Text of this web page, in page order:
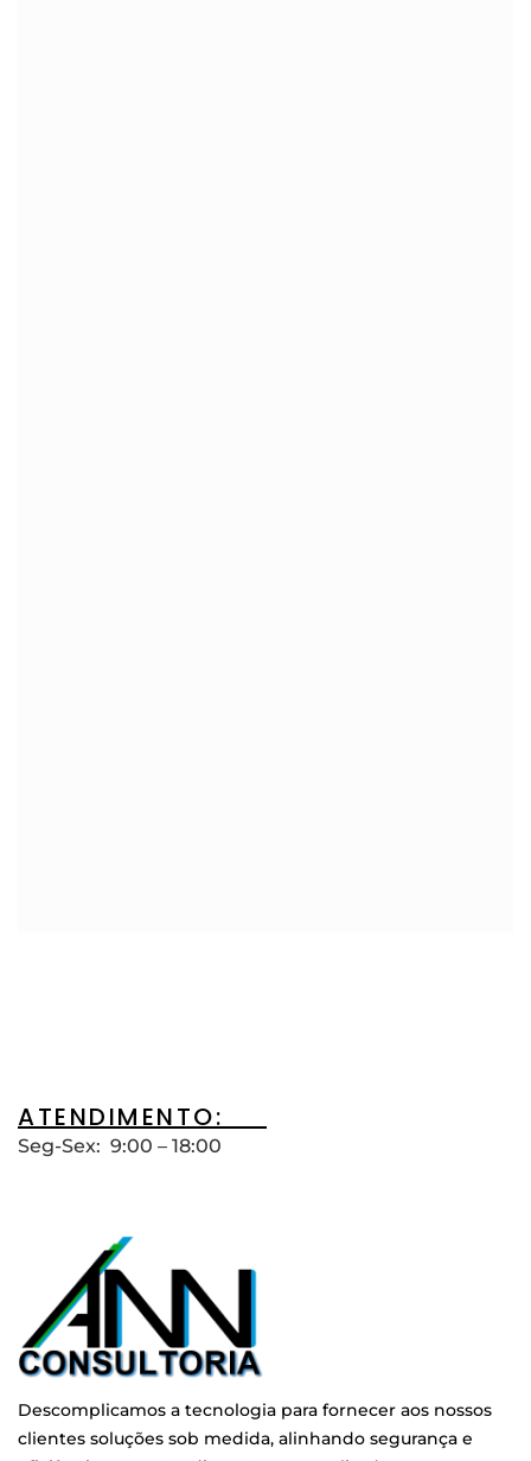
ATENDIMENTO:__
Seg-Sex: 9:00 – 18:00
Descomplicamos a tecnologia para fornecer aos nossos
clientes soluções sob medida, alinhando segurança e